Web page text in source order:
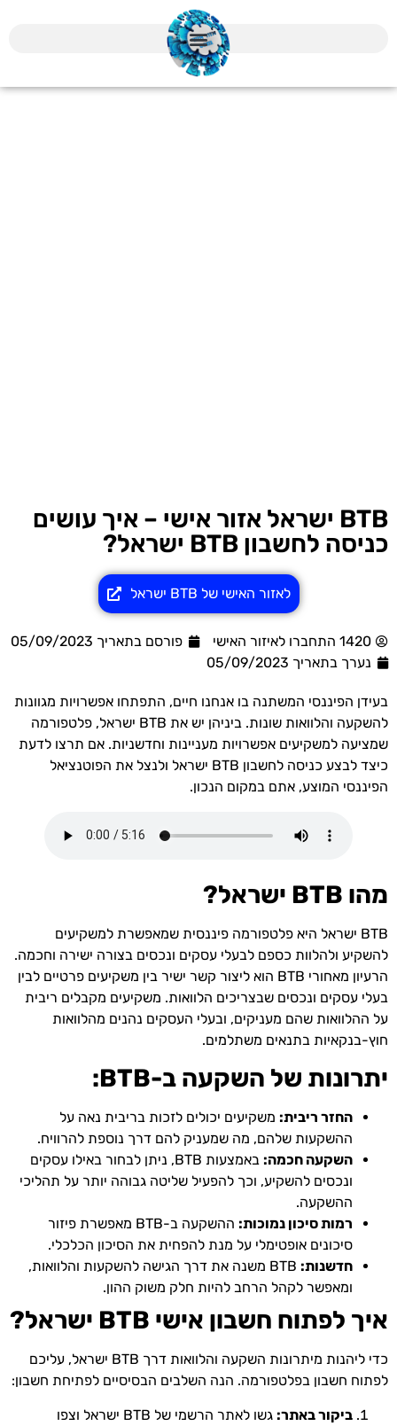
BTB ישראל אזור אישי – איך עושים
כניסה לחשבון BTB ישראל?
לאזור האישי של BTB ישראל
1420 התחברו לאיזור האישי
פורסם בתאריך 05/09/2023
נערך בתאריך 05/09/2023
בעידן הפיננסי המשתנה בו אנחנו חיים, התפתחו אפשרויות מגוונות
להשקעה והלוואות שונות. ביניהן יש את BTB ישראל, פלטפורמה
שמציעה למשקיעים אפשרויות מעניינות וחדשניות. אם תרצו לדעת
כיצד לבצע כניסה לחשבון BTB ישראל ולנצל את הפוטנציאל
הפיננסי המוצע, אתם במקום הנכון.
מהו BTB ישראל?
BTB ישראל היא פלטפורמה פיננסית שמאפשרת למשקיעים
להשקיע ולהלוות כספם לבעלי עסקים ונכסים בצורה ישירה וחכמה.
הרעיון מאחורי BTB הוא ליצור קשר ישיר בין משקיעים פרטיים לבין
בעלי עסקים ונכסים שבצריכים הלוואות. משקיעים מקבלים ריבית
על ההלוואות שהם מעניקים, ובעלי העסקים נהנים מהלוואות
חוץ-בנקאיות בתנאים משתלמים.
יתרונות של השקעה ב-BTB:
החזר ריבית: משקיעים יכולים לזכות בריבית נאה על
ההשקעות שלהם, מה שמעניק להם דרך נוספת להרוויח.
השקעה חכמה:
באמצעות BTB, ניתן לבחור באילו עסקים
ונכסים להשקיע, וכך להפעיל שליטה גבוהה יותר על תהליכי
ההשקעה.
רמות סיכון נמוכות:
ההשקעה ב-BTB מאפשרת פיזור
סיכונים אופטימלי על מנת להפחית את הסיכון הכלכלי.
חדשנות:
BTB משנה את דרך הגישה להשקעות והלוואות,
ומאפשר לקהל הרחב להיות חלק משוק ההון.
איך לפתוח חשבון אישי BTB ישראל?
כדי ליהנות מיתרונות השקעה והלוואות דרך BTB ישראל, עליכם
לפתוח חשבון בפלטפורמה. הנה השלבים הבסיסיים לפתיחת חשבון:
ביקור באתר:
גשו לאתר הרשמי של BTB ישראל וצפו